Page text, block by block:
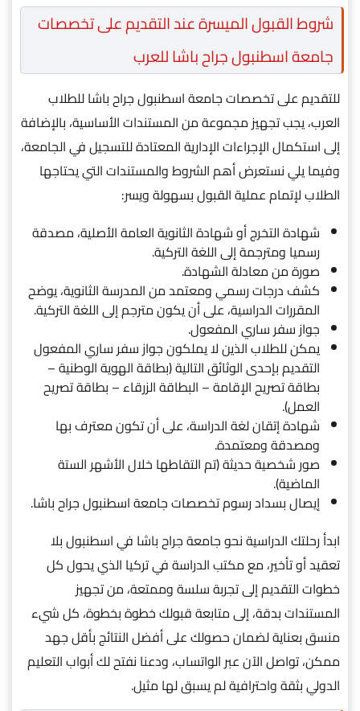
شروط القبول الميسرة عند التقديم على تخصصات
جامعة اسطنبول جراح باشا للعرب
للتقديم على تخصصات جامعة اسطنبول جراح باشا للطلاب
العرب، يجب تجهيز مجموعة من المستندات الأساسية، بالإضافة
إلى استكمال الإجراءات الإدارية المعتادة للتسجيل في الجامعة،
وفيما يلي نستعرض أهم الشروط والمستندات التي يحتاجها
الطلاب لإتمام عملية القبول بسهولة ويسر:
شهادة التخرج أو شهادة الثانوية العامة الأصلية، مصدقة
رسميا ومترجمة إلى اللغة التركية.
صورة من معادلة الشهادة.
كشف درجات رسمي ومعتمد من المدرسة الثانوية، يوضح
المقررات الدراسية، على أن يكون مترجم إلى اللغة التركية.
جواز سفر ساري المفعول.
يمكن للطلاب الذين لا يملكون جواز سفر ساري المفعول
التقديم بإحدى الوثائق التالية (بطاقة الهوية الوطنية –
بطاقة تصريح الإقامة – البطاقة الزرقاء – بطاقة تصريح
العمل).
شهادة إتقان لغة الدراسة، على أن تكون معترف بها
ومصدقة ومعتمدة.
صور شخصية حديثة (تم التقاطها خلال الأشهر الستة
الماضية).
إيصال بسداد رسوم تخصصات جامعة اسطنبول جراح باشا.
ابدأ رحلتك الدراسية نحو جامعة جراح باشا في اسطنبول بلا
تعقيد أو تأخير، مع مكتب الدراسة في تركيا الذي يحول كل
خطوات التقديم إلى تجربة سلسة وممتعة، من تجهيز
المستندات بدقة، إلى متابعة قبولك خطوة بخطوة، كل شيء
منسق بعناية لضمان حصولك على أفضل النتائج بأقل جهد
ممكن، تواصل الآن عبر الواتساب، ودعنا نفتح لك أبواب التعليم
الدولي بثقة واحترافية لم يسبق لها مثيل.